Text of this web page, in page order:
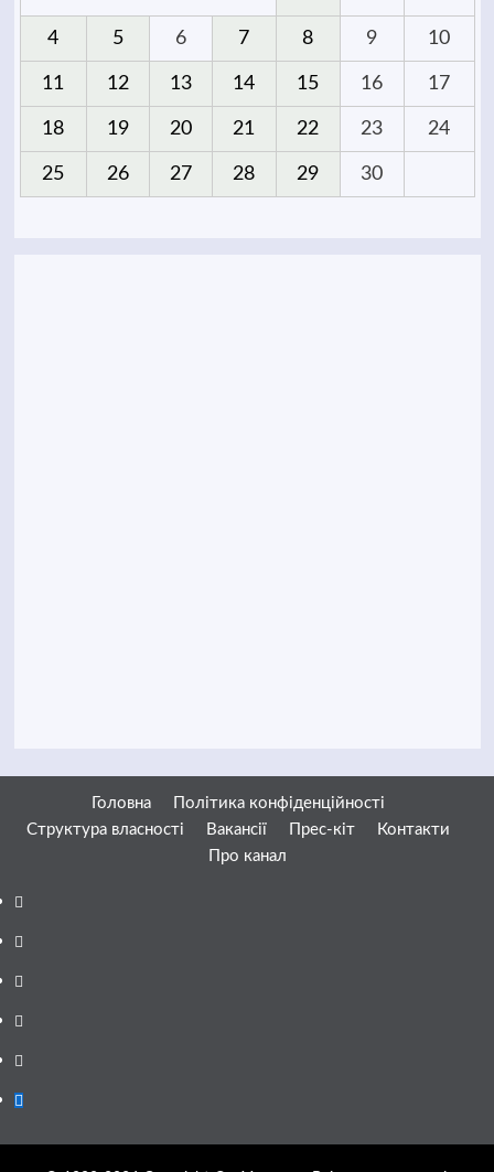
4 5 6 7 8 9 10
11 12 13 14 15 16 17
18 19 20 21 22 23 24
25 26 27 28 29 30
Головна
Політика конфіденційності
Структура власності
Вакансії Прес-кіт
Контакти
Про канал
Facebook
YouTube
Telegram
Instagram
Twitter
Google